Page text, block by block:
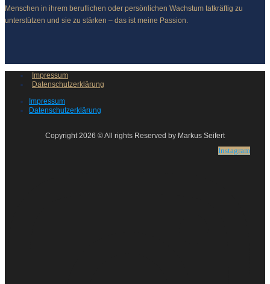
Menschen in ihrem beruflichen oder persönlichen Wachstum tatkräftig zu
unterstützen und sie zu stärken – das ist meine Passion.
Impressum
Datenschutzerklärung
Impressum
Datenschutzerklärung
Copyright 2026 © All rights Reserved by Markus Seifert
Instagram